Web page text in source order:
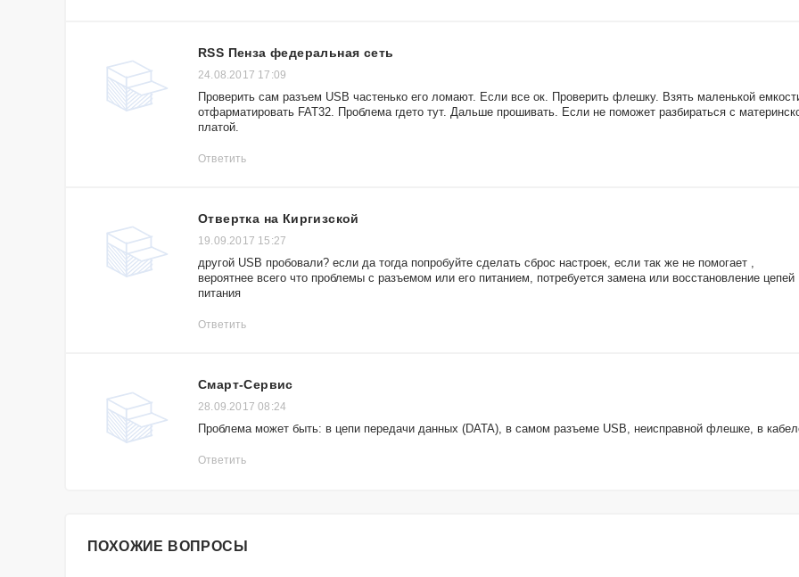
RSS Пенза федеральная сеть
24.08.2017 17:09
Проверить сам разъем USB частенько его ломают. Если все ок. Проверить флешку. Взять маленькой
отфарматировать FAT32. Проблема гдето тут. Дальше прошивать. Если не поможет разбираться с
платой.
Ответить
Отвертка на Киргизской
19.09.2017 15:27
другой USB пробовали? если да тогда попробуйте сделать сброс настроек, если так же не помогает ,
вероятнее всего что проблемы с разъемом или его питанием, потребуется замена или восстановление цепей
питания
Ответить
Смарт-Сервис
28.09.2017 08:24
Проблема может быть: в цепи передачи данных (DATA), в самом разъеме USB, неисправной флешке, в
Ответить
ПОХОЖИЕ ВОПРОСЫ